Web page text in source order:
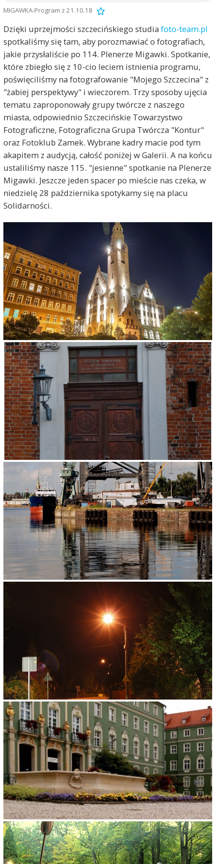
MIGAWKA-Program z 21.10.18
Dzięki uprzejmości szczecińskiego studia foto-team.pl
spotkaliśmy się tam, aby porozmawiać o fotografiach,
jakie przysłaliście po 114. Plenerze Migawki. Spotkanie,
które zbiegło się z 10-cio leciem istnienia programu,
poświęciliśmy na fotografowanie "Mojego Szczecina" z
"żabiej perspektywy" i wieczorem. Trzy sposoby ujęcia
tematu zaproponowały grupy twórcze z naszego
miasta, odpowiednio Szczecińskie Towarzystwo
Fotograficzne, Fotograficzna Grupa Twórcza "Kontur"
oraz Fotoklub Zamek. Wybrane kadry macie pod tym
akapitem z audycją, całość poniżej w Galerii. A na końcu
ustaliliśmy nasze 115. "jesienne" spotkanie na Plenerze
Migawki. Jeszcze jeden spacer po mieście nas czeka, w
niedzielę 28 października spotykamy się na placu
Solidarności.